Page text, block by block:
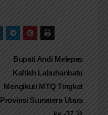
Bupati Andi Melepas
Kafilah Labuhanbatu
Mengikuti MTQ Tingkat
Provinsi Sumatera Utara